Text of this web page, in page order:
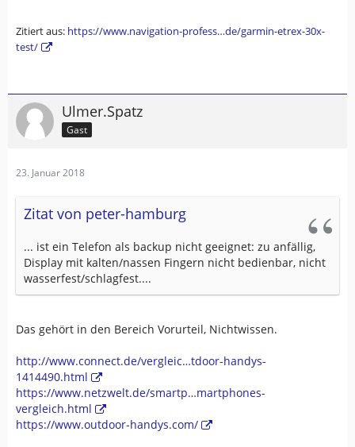
Zitiert aus: https://www.navigation-profess…de/garmin-etrex-30x-
test/
Ulmer.Spatz
Gast
23. Januar 2018
Zitat von peter-hamburg
... ist ein Telefon als backup nicht geeignet: zu anfällig,
Display mit kalten/nassen Fingern nicht bedienbar, nicht
wasserfest/schlagfest....
Das gehört in den Bereich Vorurteil, Nichtwissen.
http://www.connect.de/vergleic…tdoor-handys-
1414490.html
https://www.netzwelt.de/smartp…martphones-
vergleich.html
https://www.outdoor-handys.com/